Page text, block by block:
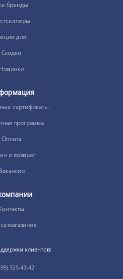
бренды
дня
Скидки
Новинки
сертификаты
программа
Оплата
и возврат
магазинов
клиентов:
325-43-42